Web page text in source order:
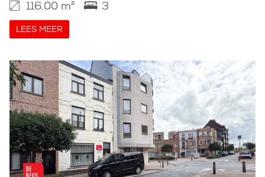
116.00 m² 3
LEES MEER